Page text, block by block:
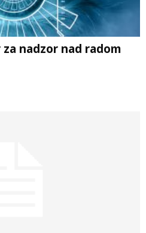
nadzor nad radom